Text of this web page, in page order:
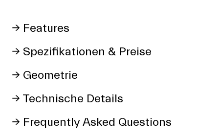
→ Features
→ Spezifikationen & Preise
→ Geometrie
→ Technische Details
→ Frequently Asked Questions